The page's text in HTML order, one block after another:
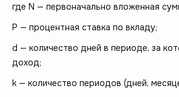
где N — первоначально вложенная
P — процентная ставка по вкладу;
d — количество дней в периоде, за
доход;
k — количество периодов (дней,